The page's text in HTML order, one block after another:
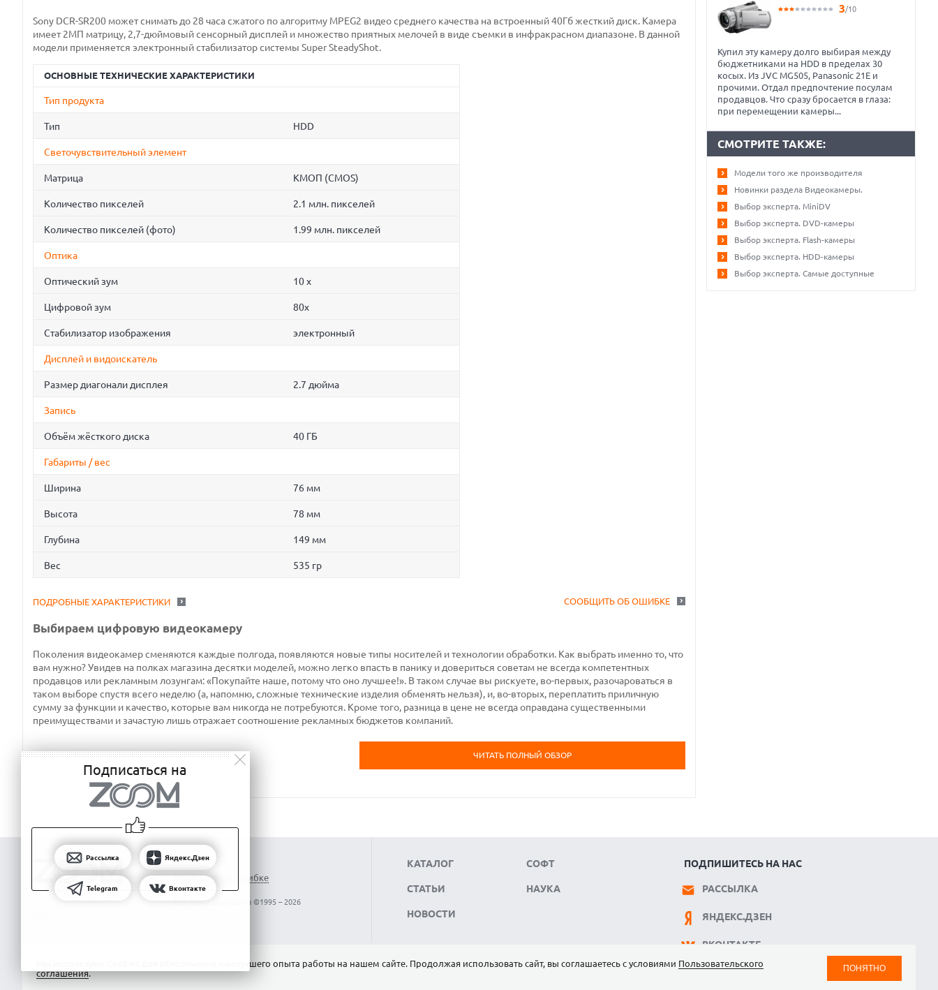
Sony DCR-SR200 может снимать до 28 часа сжатого по алгоритму MPEG2 видео среднего качества на встроенный 40Гб жесткий диск. Камера
имеет 2МП матрицу, 2,7-дюймовый сенсорный дисплей и множество приятных мелочей в виде съемки в инфракрасном диапазоне. В данной
модели применяется электронный стабилизатор системы Super SteadyShot.
ОСНОВНЫЕ ТЕХНИЧЕСКИЕ ХАРАКТЕРИСТИКИ
Тип продукта
Тип HDD
Светочувствительный элемент
Матрица КМОП (CMOS)
Количество пикселей 2.1 млн. пикселей
Количество пикселей (фото) 1.99 млн. пикселей
Оптика
Оптический зум 10 x
Цифровой зум 80x
Стабилизатор изображения электронный
Дисплей и видоискатель
Размер диагонали дисплея 2.7 дюйма
Запись
Объём жёсткого диска 40 ГБ
Габариты / вес
Ширина 76 мм
Высота 78 мм
Глубина 149 мм
Вес 535 гр
СООБЩИТЬ ОБ ОШИБКЕ
ПОДРОБНЫЕ ХАРАКТЕРИСТИКИ
Выбираем цифровую видеокамеру
Поколения видеокамер сменяются каждые полгода, появляются новые типы носителей и технологии обработки. Как выбрать именно то, что
вам нужно? Увидев на полках магазина десятки моделей, можно легко впасть в панику и довериться советам не всегда компетентных
продавцов или рекламным лозунгам: «Покупайте наше, потому что оно лучшее!». В таком случае вы рискуете, во-первых, разочароваться в
таком выборе спустя всего неделю (а, напомню, сложные технические изделия обменять нельзя), и, во-вторых, переплатить приличную
сумму за функции и качество, которые вам никогда не потребуются. Кроме того, разница в цене не всегда оправдана существенными
преимуществами и зачастую лишь отражает соотношение рекламных бюджетов компаний.
ЧИТАТЬ ПОЛНЫЙ ОБЗОР
3/10
Купил эту камеру долго выбирая между
бюджетниками на HDD в пределах 30
косых. Из JVC MG505, Panasonic 21E и
прочими. Отдал предпочтение посулам
продавцов. Что сразу бросается в глаза:
при перемещении камеры...
СМОТРИТЕ ТАКЖЕ:
Модели того же производителя
Новинки раздела Видеокамеры.
Выбор эксперта. MiniDV
Выбор эксперта. DVD-камеры
Выбор эксперта. Flash-камеры
Выбор эксперта. HDD-камеры
Выбор эксперта. Самые доступные
Сообщить об ошибке
Все права защищены ©1995 – 2026
КАТАЛОГ
СТАТЬИ
НОВОСТИ
СОФТ
НАУКА
ПОДПИШИТЕСЬ НА НАС
РАССЫЛКА
ЯНДЕКС.ДЗЕН
ВКОНТАКТЕ
TELEGRAM
Подписаться на
Рассылка Яндекс.Дзен
Telegram Вконтакте
Мы используем Сookies для обеспечения наилучшего опыта работы на нашем сайте. Продолжая использовать сайт, вы соглашаетесь с условиями Пользовательского
соглашения.
ПОНЯТНО